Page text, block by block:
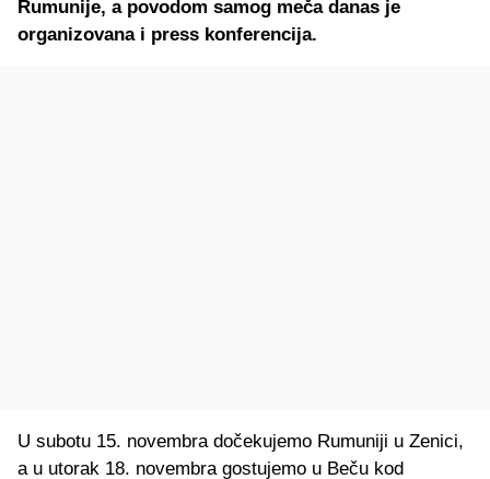
Rumunije, a povodom samog meča danas je
organizovana i press konferencija.
U subotu 15. novembra dočekujemo Rumuniji u Zenici,
a u utorak 18. novembra gostujemo u Beču kod